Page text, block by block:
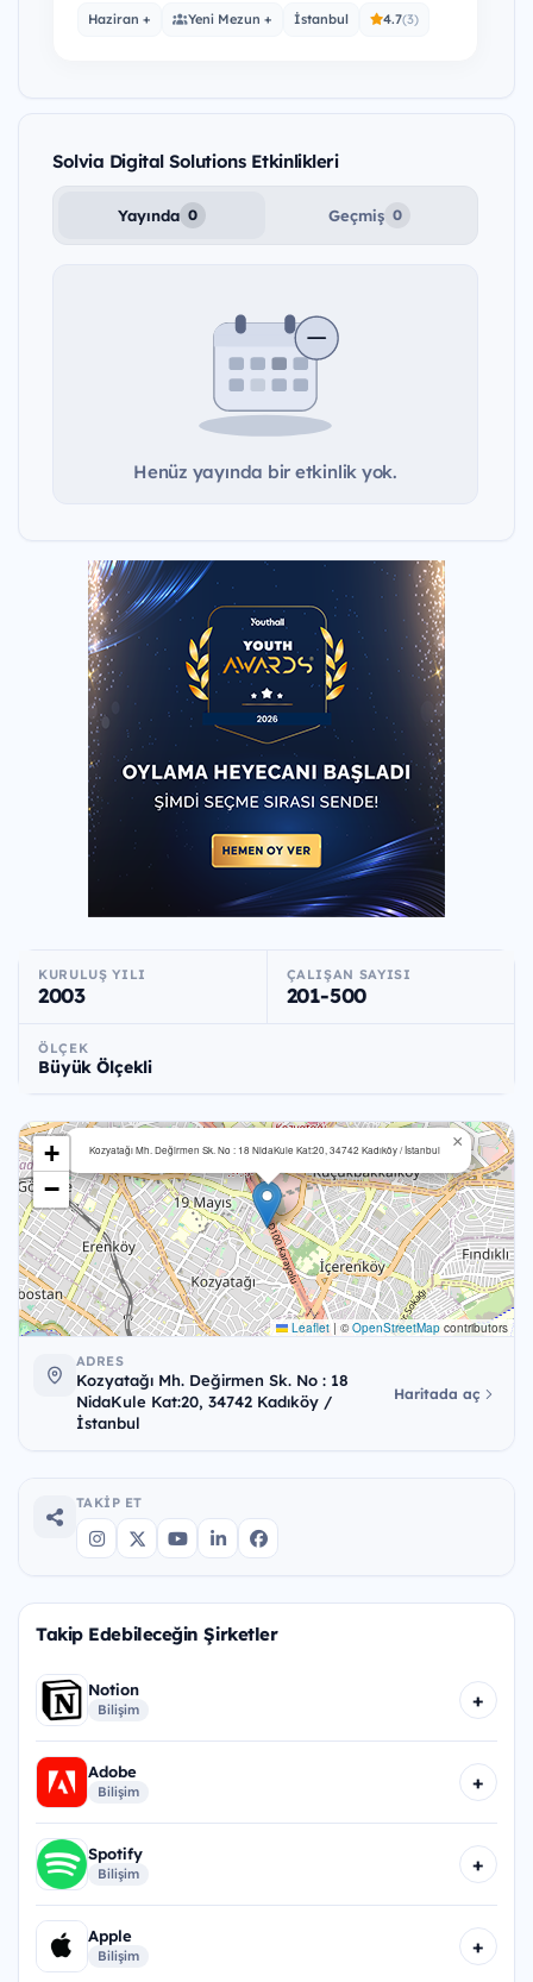
the right place!In the field of SAP Software…
Haziran + Yeni Mezun + İstanbul 4.7(3)
Solvia Digital Solutions Etkinlikleri
Yayında 0 Geçmiş 0
Henüz yayında bir etkinlik yok.
KURULUŞ YILI
2003
ÇALIŞAN SAYISI
201-500
ÖLÇEK
Büyük Ölçekli
Kozyatağı Mh. Değirmen Sk. No : 18 NidaKule Kat:20, 34742 Kadıköy / İstanbul ×
+
−
Leaflet | ©OpenStreetMap contributors
ADRES
Kozyatağı Mh. Değirmen Sk. No : 18
NidaKule Kat:20, 34742 Kadıköy /
İstanbul
Haritada aç
TAKIP ET
Takip Edebileceğin Şirketler
Notion
Bilişim +
Adobe
Bilişim +
Spotify
Bilişim +
Apple
Bilişim +